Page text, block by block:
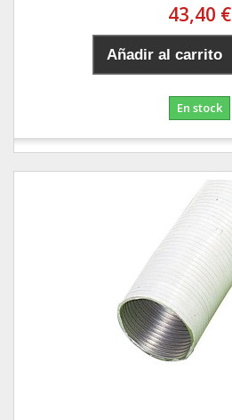
43,40 €
Añadir al carrito
En stock